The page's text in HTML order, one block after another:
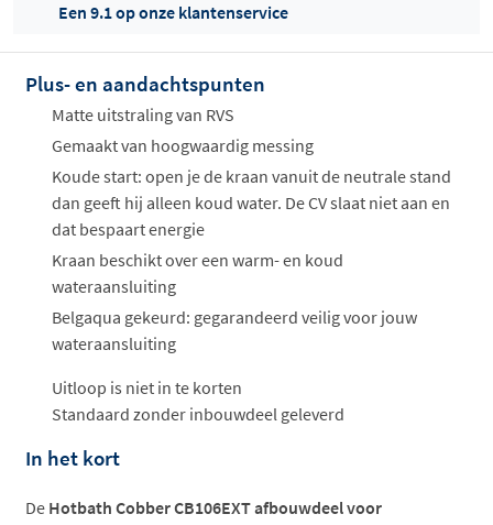
Offertes
ophalen...
Een 9.1 op onze klantenservice
Plus- en aandachtspunten
Matte uitstraling van RVS
Gemaakt van hoogwaardig messing
Koude start: open je de kraan vanuit de neutrale stand
dan geeft hij alleen koud water. De CV slaat niet aan en
dat bespaart energie
Kraan beschikt over een warm- en koud
wateraansluiting
Belgaqua gekeurd: gegarandeerd veilig voor jouw
wateraansluiting
Uitloop is niet in te korten
Standaard zonder inbouwdeel geleverd
In het kort
De Hotbath Cobber CB106EXT afbouwdeel voor